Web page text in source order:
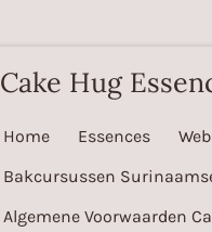
Cake Hug
Home Essences
Bakcursussen
Algemene Voorwaarden